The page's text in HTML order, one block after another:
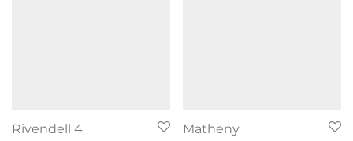
Rivendell 4 Matheny